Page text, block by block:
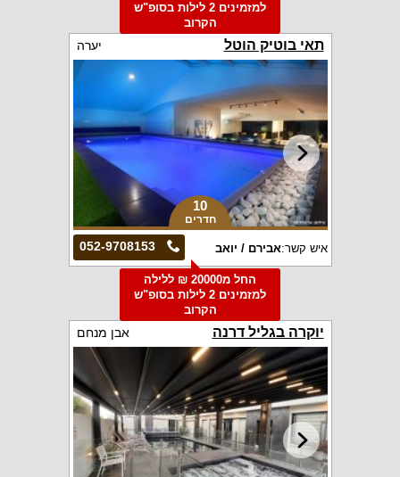
למזמינים 2 לילות בסופ"ש
הקרוב
תאי בוטיק הוטל יערה
10
חדרים
052-9708153 איש קשר:אבירם / יואב
החל מ20000 ₪ ללילה
למזמינים 2 לילות בסופ"ש
הקרוב
יוקרה בגליל דרנה אבן מנחם